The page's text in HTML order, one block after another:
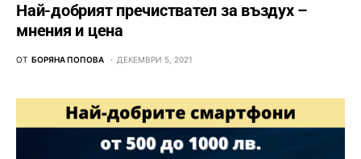
Най-добрият пречиствател за въздух –
мнения и цена
ОТ БОРЯНА ПОПОВА ДЕКЕМВРИ 5, 2021